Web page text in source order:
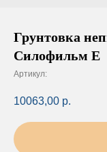
Грунтовка
Силофильм Е
Артикул:
10063,00 р.